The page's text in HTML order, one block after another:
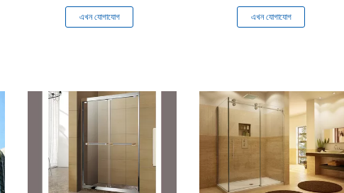
এখন যোগাযোগ এখন যোগাযোগ